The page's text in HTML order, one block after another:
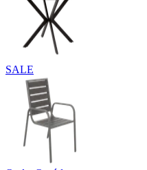
SALE